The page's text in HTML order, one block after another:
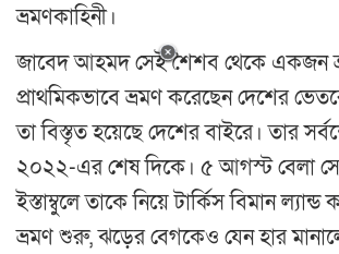
ভ্রমণকাহিনী।
জাবেদ আহমদ সেই শৈশব থেকে একজন
প্রাথমিকভাবে ভ্রমণ করেছেন দেশের
তা বিস্তৃত হয়েছে দেশের বাইরে। তার
২০২২-এর শেষ দিকে। ৫ আগস্ট বেলা
ইস্তাম্বুলে তাকে নিয়ে টার্কিস বিমান
ভ্রমণ শুরু, ঝড়ের বেগকেও যেন হার